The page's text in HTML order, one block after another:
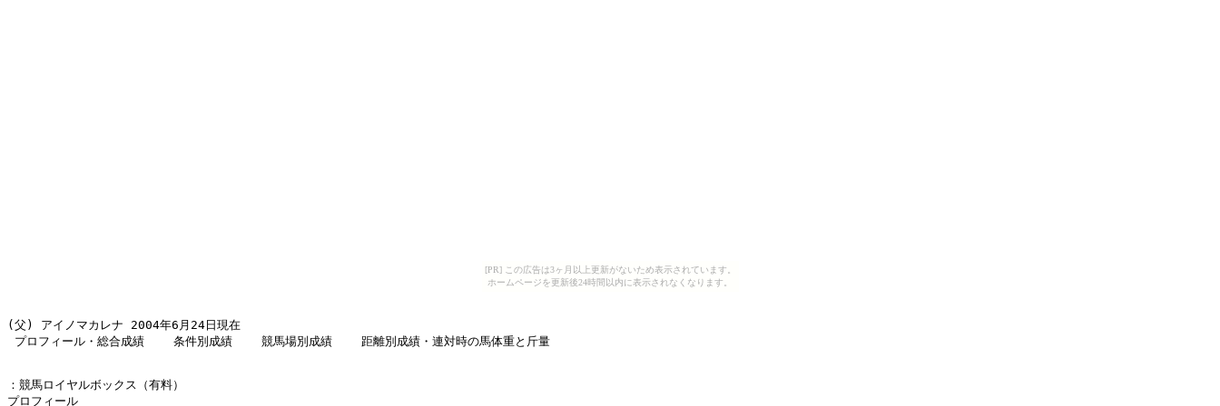
[PR] この広告は3ヶ月以上更新がないため表示されています。
ホームページを更新後24時間以内に表示されなくなります。
(父) アイノマカレナ 2004年6月24日現在
プロフィール・総合成績    条件別成績    競馬場別成績    距離別成績・連対時の馬体重と斤量
：競馬ロイヤルボックス（有料）
プロフィール